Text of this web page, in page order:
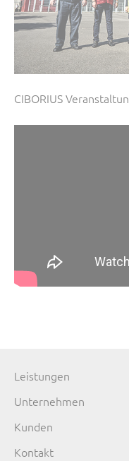
CIBORIUS
Navigation
überspringen
Leistungen
Unternehmen
Kunden
Kontakt